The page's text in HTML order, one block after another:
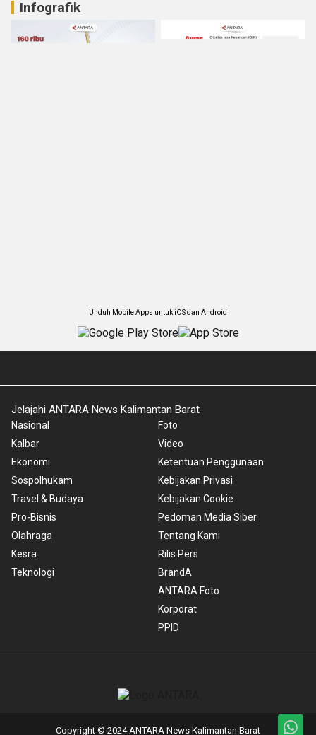
Infografik
Unduh Mobile Apps untuk iOS dan Android
Jelajahi ANTARA News Kalimantan Barat
Nasional
Kalbar
Ekonomi
Sospolhukam
Travel & Budaya
Pro-Bisnis
Olahraga
Kesra
Teknologi
Foto
Video
Ketentuan Penggunaan
Kebijakan Privasi
Kebijakan Cookie
Pedoman Media Siber
Tentang Kami
Rilis Pers
BrandA
ANTARA Foto
Korporat
PPID
Copyright © 2024 ANTARA News Kalimantan Barat